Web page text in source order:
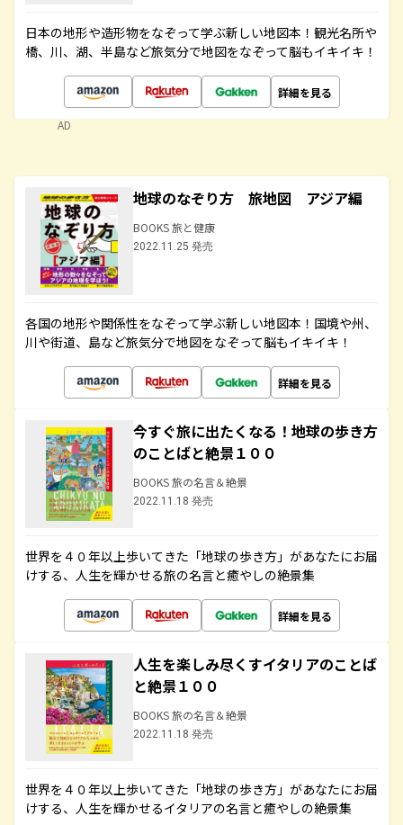
日本の地形や造形物をなぞって学ぶ新しい地図本！観光名所や
橋、川、湖、半島など旅気分で地図をなぞって脳もイキイキ！
詳細を見る
AD
地球のなぞり方 旅地図 アジア編
BOOKS 旅と健康
2022.11.25 発売
各国の地形や関係性をなぞって学ぶ新しい地図本！国境や州、
川や街道、島など旅気分で地図をなぞって脳もイキイキ！
詳細を見る
今すぐ旅に出たくなる！地球の歩き方
のことばと絶景１００
BOOKS 旅の名言＆絶景
2022.11.18 発売
世界を４０年以上歩いてきた「地球の歩き方」があなたにお届
けする、人生を輝かせる旅の名言と癒やしの絶景集
詳細を見る
人生を楽しみ尽くすイタリアのことば
と絶景１００
BOOKS 旅の名言＆絶景
2022.11.18 発売
世界を４０年以上歩いてきた「地球の歩き方」があなたにお届
けする、人生を輝かせるイタリアの名言と癒やしの絶景集